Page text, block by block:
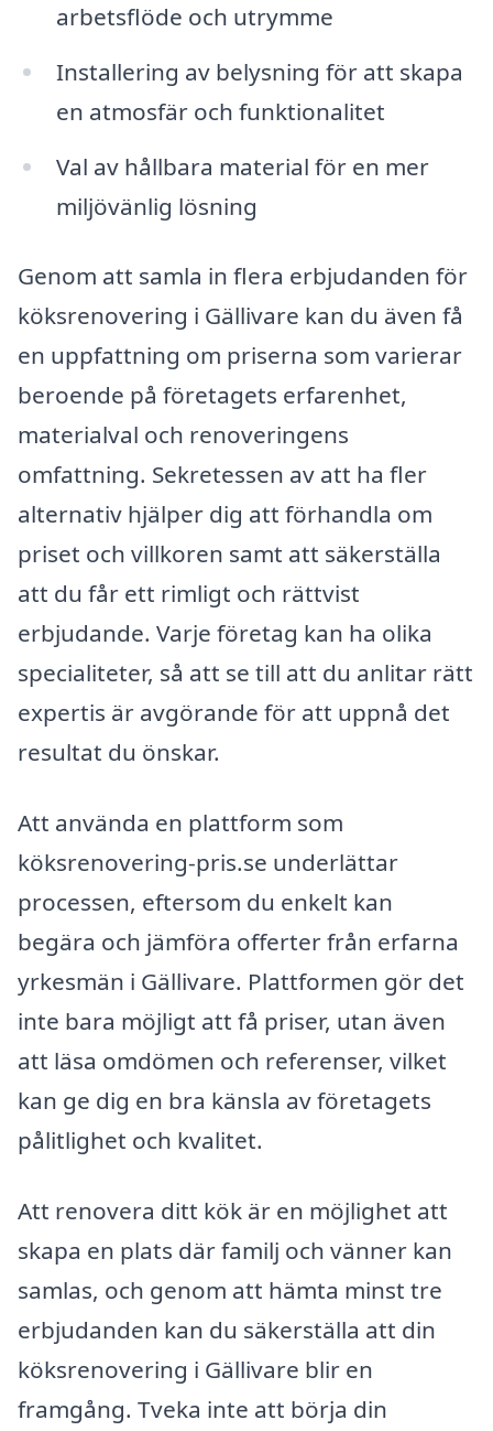
arbetsflöde och utrymme
Installering av belysning för att skapa
en atmosfär och funktionalitet
Val av hållbara material för en mer
miljövänlig lösning
Genom att samla in flera erbjudanden för
köksrenovering i Gällivare kan du även få
en uppfattning om priserna som varierar
beroende på företagets erfarenhet,
materialval och renoveringens
omfattning. Sekretessen av att ha fler
alternativ hjälper dig att förhandla om
priset och villkoren samt att säkerställa
att du får ett rimligt och rättvist
erbjudande. Varje företag kan ha olika
specialiteter, så att se till att du anlitar rätt
expertis är avgörande för att uppnå det
resultat du önskar.
Att använda en plattform som
köksrenovering-pris.se underlättar
processen, eftersom du enkelt kan
begära och jämföra offerter från erfarna
yrkesmän i Gällivare. Plattformen gör det
inte bara möjligt att få priser, utan även
att läsa omdömen och referenser, vilket
kan ge dig en bra känsla av företagets
pålitlighet och kvalitet.
Att renovera ditt kök är en möjlighet att
skapa en plats där familj och vänner kan
samlas, och genom att hämta minst tre
erbjudanden kan du säkerställa att din
köksrenovering i Gällivare blir en
framgång. Tveka inte att börja din